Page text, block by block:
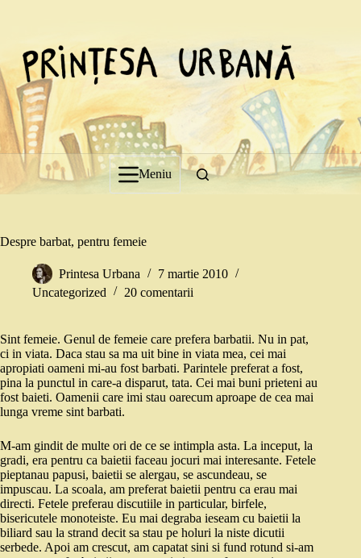
Meniu
Despre barbat, pentru femeie
Printesa Urbana
7 martie 2010
Uncategorized
20 comentarii
Sint femeie. Genul de femeie care prefera barbatii. Nu in pat,
ci in viata. Daca stau sa ma uit bine in viata mea, cei mai
apropiati oameni mi-au fost barbati. Parintele preferat a fost,
pina la punctul in care-a disparut, tata. Cei mai buni prieteni au
fost baieti. Oamenii care imi stau oarecum aproape de cea mai
lunga vreme sint barbati.
M-am gindit de multe ori de ce se intimpla asta. La inceput, la
gradi, era pentru ca baietii faceau jocuri mai interesante. Fetele
pieptanau papusi, baietii se alergau, se ascundeau, se
impuscau. La scoala, am preferat baietii pentru ca erau mai
directi. Fetele preferau discutiile in particular, birfele,
bisericutele monoteiste. Eu mai degraba ieseam cu baietii la
biliard sau la strand decit sa stau pe holuri la niste dicutii
serbede. Apoi am crescut, am capatat sini si fund rotund si-am